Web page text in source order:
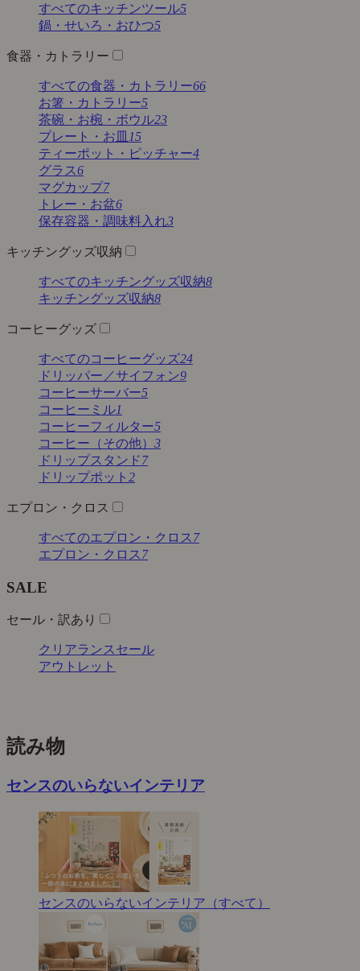
すべてのキッチンツール5
鍋・せいろ・おひつ5
食器・カトラリー
すべての食器・カトラリー66
お箸・カトラリー5
茶碗・お椀・ボウル23
プレート・お皿 15
ティーポット・ピッチャー4
グラス6
マグカップ7
トレー・お盆6
保存容器・調味料入れ3
キッチングッズ収納
すべてのキッチングッズ収納8
キッチングッズ収納8
コーヒーグッズ
すべてのコーヒーグッズ24
ドリッパー／サイフォン9
コーヒーサーバー5
コーヒーミル1
コーヒーフィルター5
コーヒー（その他） 3
ドリップスタンド7
ドリップポット 2
エプロン・クロス
すべてのエプロン・クロス 7
エプロン・クロス 7
SALE
セール・訳あり
クリアランスセール
アウトレット
読み物
センスのいらないインテリア
センスのいらないインテリア（すべて）